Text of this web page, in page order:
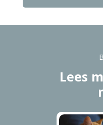
Lees